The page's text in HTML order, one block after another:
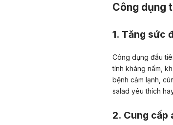
Công dụng
1. Tăng sức
Công dụng đầu
tính kháng nấm,
bệnh cảm lạnh,
salad yêu thích
2. Cung